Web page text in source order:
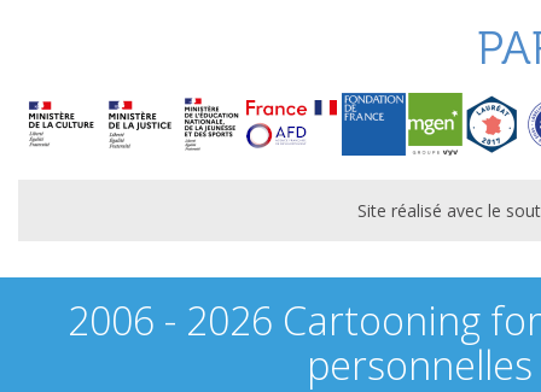
Site réalisé avec le
2006 - 2026 Cartooning
personnelles